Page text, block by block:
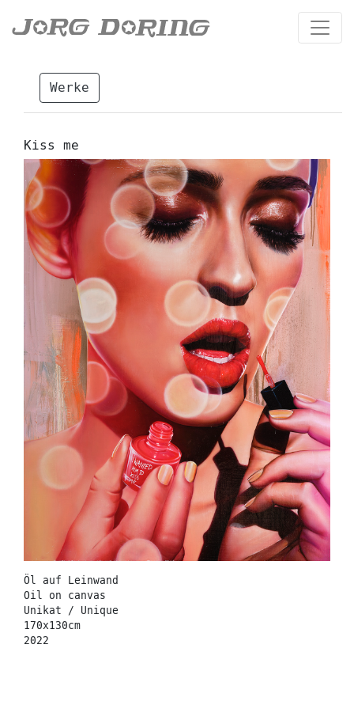
Werke
Kiss me
Öl auf Leinwand
Oil on canvas
Unikat / Unique
170x130cm
2022